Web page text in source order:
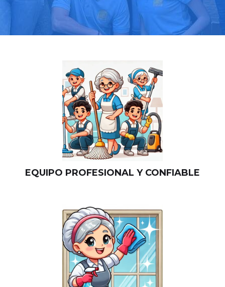
Más de 1000 clientes confían en nosotros
⭐⭐⭐⭐⭐
EQUIPO PROFESIONAL Y CONFIABLE